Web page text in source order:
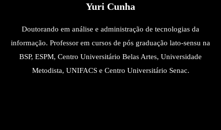
Yuri Cunha
Doutorando em análise e administração de tecnologias da
informação. Professor em cursos de pós graduação lato-sensu na
BSP, ESPM, Centro Universitário Belas Artes, Universidade
Metodista, UNIFACS e Centro Universitário Senac.